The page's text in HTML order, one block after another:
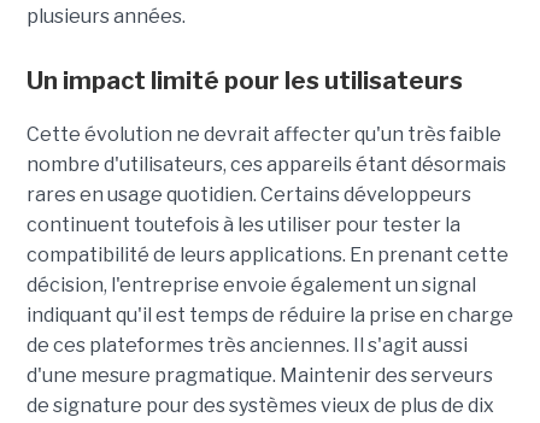
plusieurs années.
Un impact limité pour les utilisateurs
Cette évolution ne devrait affecter qu'un très faible
nombre d'utilisateurs, ces appareils étant désormais
rares en usage quotidien. Certains développeurs
continuent toutefois à les utiliser pour tester la
compatibilité de leurs applications. En prenant cette
décision, l'entreprise envoie également un signal
indiquant qu'il est temps de réduire la prise en charge
de ces plateformes très anciennes. Il s'agit aussi
d'une mesure pragmatique. Maintenir des serveurs
de signature pour des systèmes vieux de plus de dix